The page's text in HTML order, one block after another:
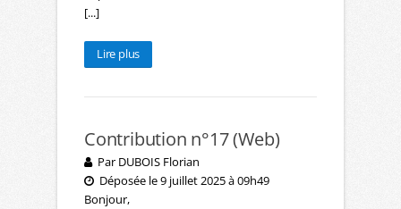
[...]
Lire plus
Contribution n°17 (Web)
Par DUBOIS Florian
Déposée le 9 juillet 2025 à 09h49
Bonjour,